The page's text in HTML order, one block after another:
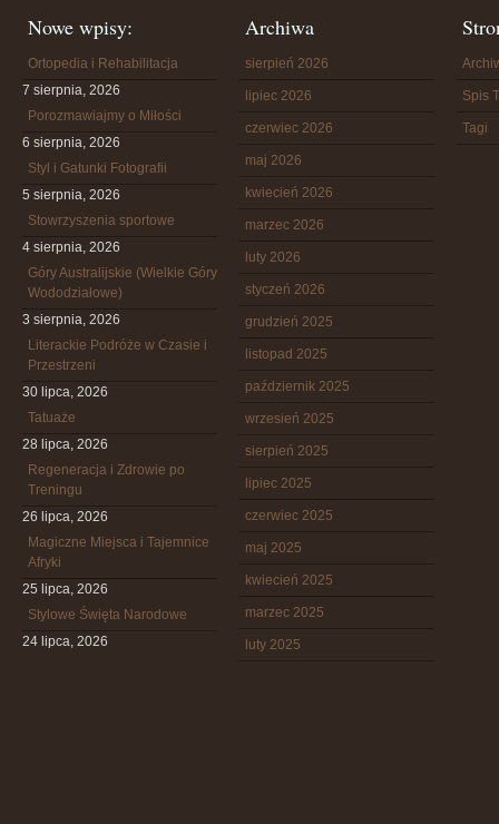
Nowe wpisy:
Ortopedia i Rehabilitacja
7 sierpnia, 2026
Porozmawiajmy o Miłości
6 sierpnia, 2026
Styl i Gatunki Fotografii
5 sierpnia, 2026
Stowrzyszenia sportowe
4 sierpnia, 2026
Góry Australijskie (Wielkie Góry
Wododziałowe)
3 sierpnia, 2026
Literackie Podróże w Czasie i
Przestrzeni
30 lipca, 2026
Tatuaże
28 lipca, 2026
Regeneracja i Zdrowie po
Treningu
26 lipca, 2026
Magiczne Miejsca i Tajemnice
Afryki
25 lipca, 2026
Stylowe Święta Narodowe
24 lipca, 2026
Archiwa
sierpień 2026
lipiec 2026
czerwiec 2026
maj 2026
kwiecień 2026
marzec 2026
luty 2026
styczeń 2026
grudzień 2025
listopad 2025
październik 2025
wrzesień 2025
sierpień 2025
lipiec 2025
czerwiec 2025
maj 2025
kwiecień 2025
marzec 2025
luty 2025
Spis
Tagi